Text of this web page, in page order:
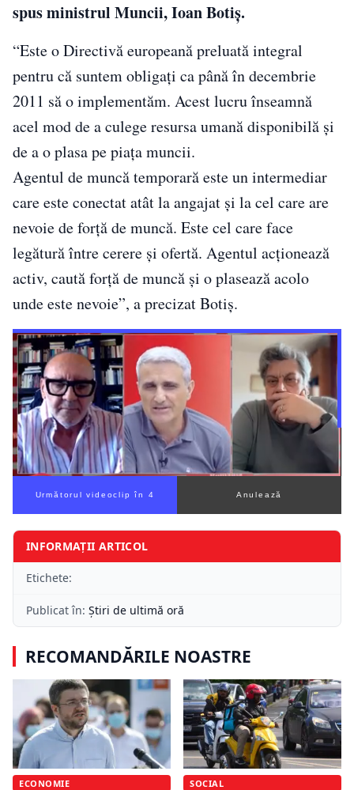
spus ministrul Muncii, Ioan Botiş.
“Este o Directivă europeană preluată integral
pentru că suntem obligaţi ca până în decembrie
2011 să o implementăm. Acest lucru înseamnă
acel mod de a culege resursa umană disponibilă şi
de a o plasa pe piaţa muncii.
Agentul de muncă temporară este un intermediar
care este conectat atât la angajat şi la cel care are
nevoie de forţă de muncă. Este cel care face
legătură între cerere şi ofertă. Agentul acţionează
activ, caută forţă de muncă şi o plasează acolo
unde este nevoie”, a precizat Botiş.
Următorul videoclip în 3 Anulează
INFORMAȚII ARTICOL
Etichete:
Publicat în: Știri de ultimă oră
RECOMANDĂRILE NOASTRE
ECONOMIE SOCIAL